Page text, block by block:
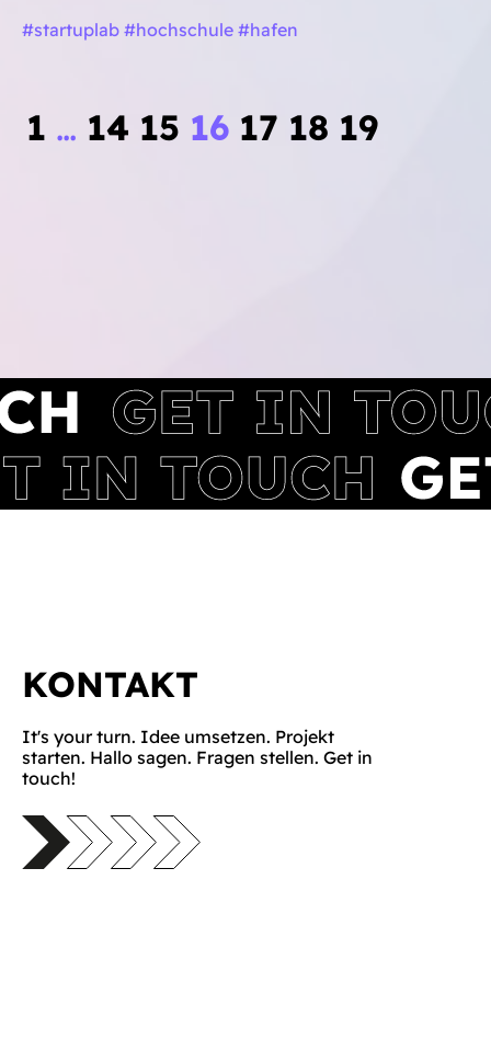
#startuplab #hochschule #hafen
1 … 14 15 16 17 18 19
KONTAKT
It's your turn. Idee umsetzen. Projekt
starten. Hallo sagen. Fragen stellen. Get in
touch!